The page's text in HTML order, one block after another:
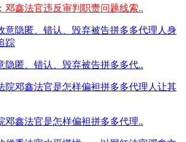
邓鑫法官违反审判职责问题线索..
隐匿、错认、毁弃被告拼多多代..
邓鑫法官是怎样偏袒拼多多代理..